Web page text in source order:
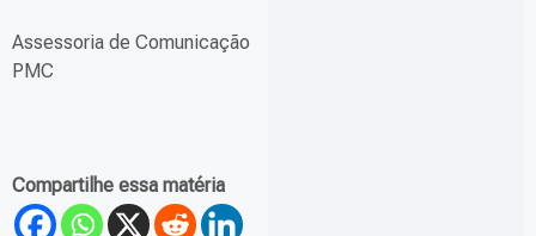
Assessoria de Comunicação
PMC
Compartilhe essa matéria